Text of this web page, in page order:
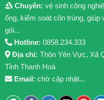
Chuyên: vệ sinh công
ống, kiểm soát côn trùng,
gói...
Hotline: 0858.234.333
Địa chỉ: Thôn Yên Vực, Xã
Tỉnh Thanh Hoá
Email: chờ cập nhật...